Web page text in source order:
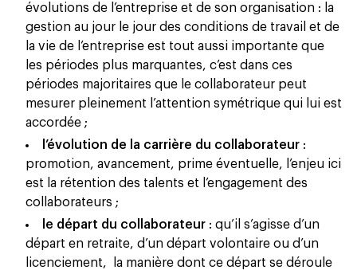
évolutions de l’entreprise et de son organisation : la
gestion au jour le jour des conditions de travail et de
la vie de l’entreprise est tout aussi importante que
les périodes plus marquantes, c’est dans ces
périodes majoritaires que le collaborateur peut
mesurer pleinement l’attention symétrique qui lui est
accordée ;
l’évolution de la carrière du collaborateur :
promotion, avancement, prime éventuelle, l’enjeu ici
est la rétention des talents et l’engagement des
collaborateurs ;
le départ du collaborateur : qu’il s’agisse d’un
départ en retraite, d’un départ volontaire ou d’un
licenciement, la manière dont ce départ se déroule